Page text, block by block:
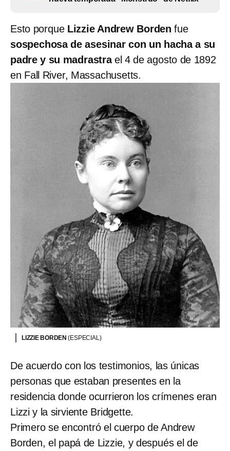
Esto porque Lizzie Andrew Borden fue
sospechosa de asesinar con un hacha a su
padre y su madrastrael 4 de agosto de 1892
en Fall River, Massachusetts.
LIZZIE BORDEN(ESPECIAL)
De acuerdo con los testimonios, las únicas
personas que estaban presentes en la
residencia donde ocurrieron los crímenes eran
Lizzi y la sirviente Bridgette.
Primero se encontró el cuerpo de Andrew
Borden, el papá de Lizzie, y después el de